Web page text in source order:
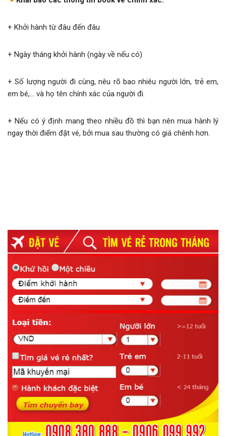
+ Khởi hành từ đâu đến đâu
+ Ngày tháng khởi hành (ngày về nếu có)
+ Số lượng người đi cùng, nêu rõ bao nhiêu người lớn, trẻ em,
em bé,… và họ tên chính xác của người đi.
+ Nếu có ý định mang theo nhiều đồ thì bạn nên mua hành lý
ngay thời điểm đặt vé, bởi mua sau thường có giá chênh hơn.